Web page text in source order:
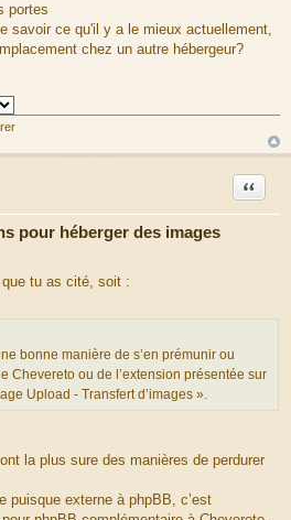
portes
savoir ce qu'il y a le mieux actuellement,
chez un autre hébergeur?
pour héberger des images
Citation
tu as cité, soit :
bonne manière de s’en prémunir ou
Chevereto ou de l’extension présentée sur
Upload - Transfert d’images ».
la plus sure des manières de perdurer
puisque externe à phpBB, c’est